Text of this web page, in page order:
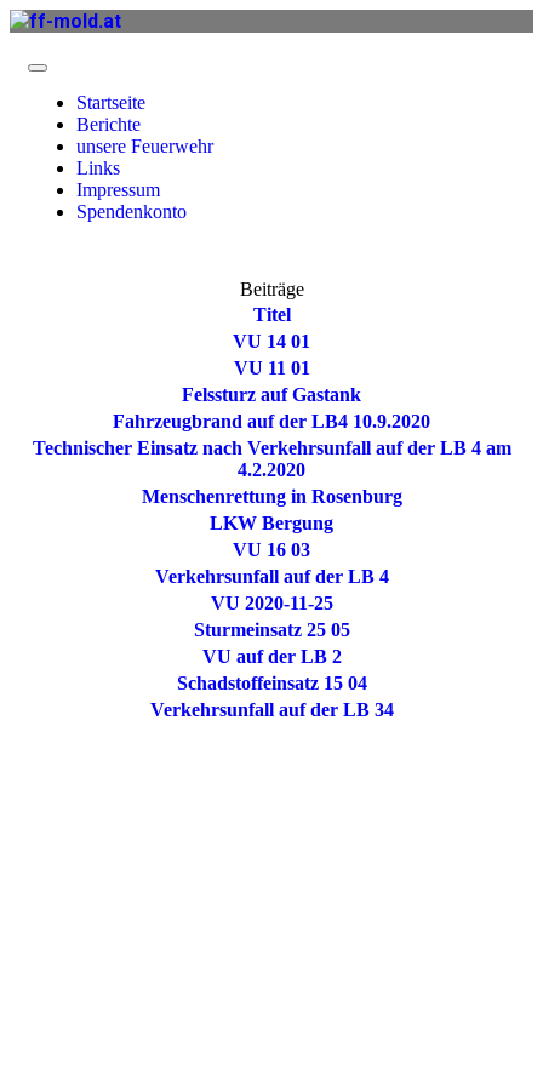
Startseite
Berichte
unsere Feuerwehr
Links
Impressum
Spendenkonto
Beiträge
Titel
VU 14 01
VU 11 01
Felssturz auf Gastank
Fahrzeugbrand auf der LB4 10.9.2020
Technischer Einsatz nach Verkehrsunfall auf der LB 4 am
4.2.2020
Menschenrettung in Rosenburg
LKW Bergung
VU 16 03
Verkehrsunfall auf der LB 4
VU 2020-11-25
Sturmeinsatz 25 05
VU auf der LB 2
Schadstoffeinsatz 15 04
Verkehrsunfall auf der LB 34